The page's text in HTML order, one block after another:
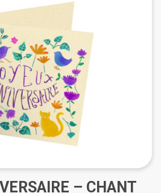
– CHANT